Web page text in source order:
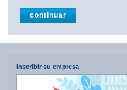
Inscribir su empresa